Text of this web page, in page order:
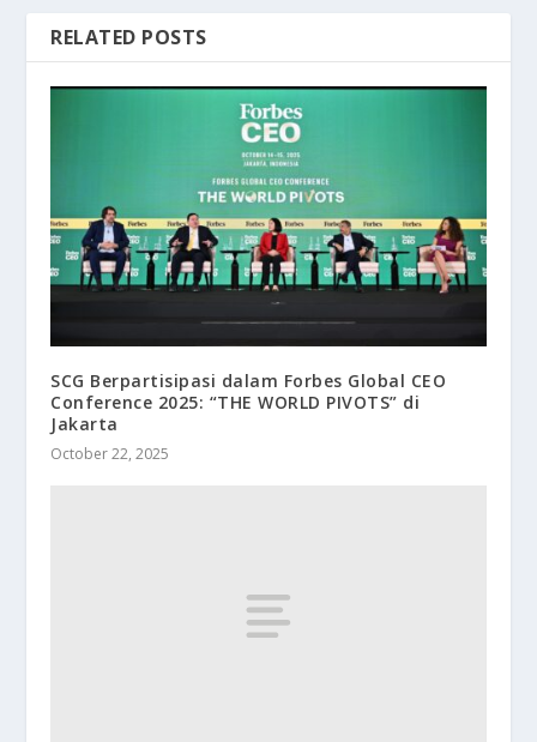
RELATED POSTS
SCG Berpartisipasi dalam Forbes Global CEO
Conference 2025: “THE WORLD PIVOTS” di
Jakarta
October 22, 2025